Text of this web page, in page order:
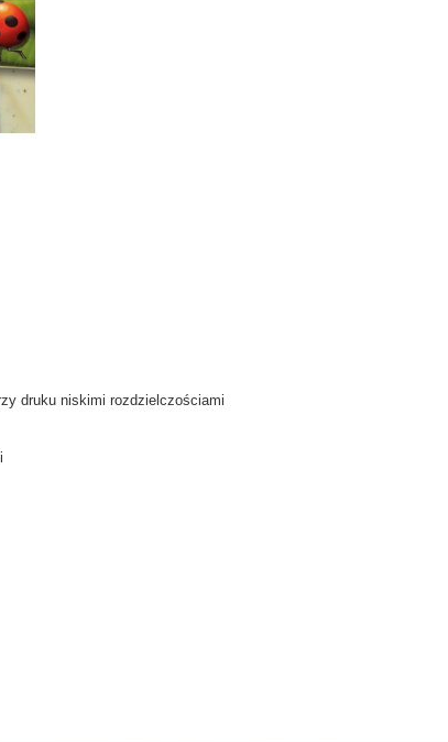
druku niskimi rozdzielczościami